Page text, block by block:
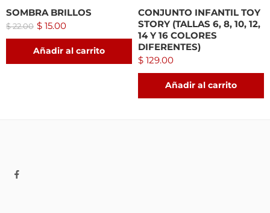
SOMBRA BRILLOS
$22.00 $ 15.00
Añadir al carrito
CONJUNTO INFANTIL TOY
STORY (TALLAS 6, 8, 10, 12,
14 Y 16 COLORES
DIFERENTES)
$ 129.00
Añadir al carrito